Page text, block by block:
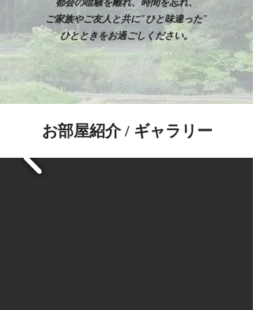
都会の喧騒を離れ、時間を忘れ、
ご家族やご友人と共に"ひと味違った"
ひとときをお過ごしください。
お部屋紹介 / ギャラリー